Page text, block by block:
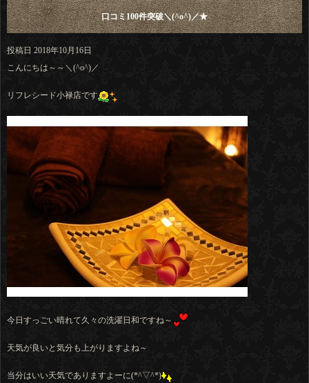
口コミ100件突破＼(^o^)／★
投稿日 2018年10月16日
こんにちは～～＼(^o^)／
リフレシード小禄店です
今日すっごい晴れて久々の洗濯日和ですね～
天気が良いと気分も上がりますよね～
当分はいい天気でありますよーに(*^▽^*)